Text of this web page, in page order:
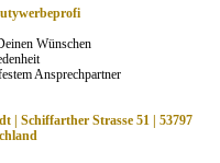
Wünschen
Ansprechpartner
| Schiffarther Strasse 51 | 53797